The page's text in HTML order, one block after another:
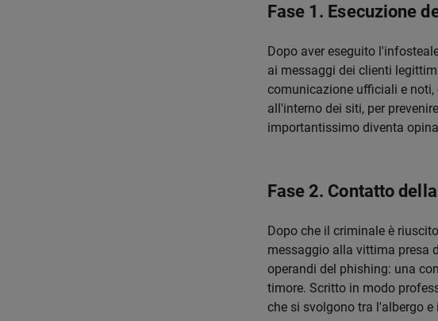
Fase 1. Esecuzione
Dopo aver eseguito
ai messaggi dei clienti
comunicazione ufficiali e
all'interno dei siti, per
importantissimo diventa
Fase 2. Contatto
Dopo che il criminale è
messaggio alla vittima presa
operandi del phishing: una
timore. Scritto in modo
che si svolgono tra l'albergo